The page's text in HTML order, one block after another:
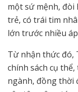
một sứ mệnh, đòi
trẻ, có trái tim
lớn trước nhiều
Từ nhận thức đó,
chính sách cụ
ngành, đồng thời